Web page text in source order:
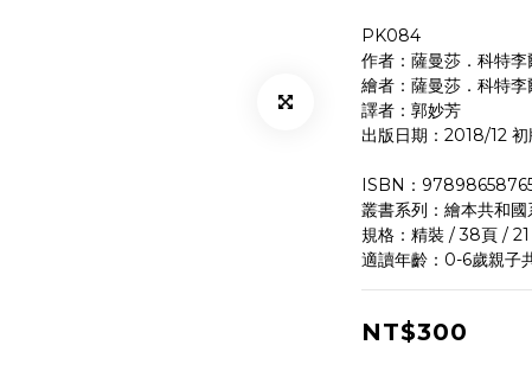
PK084
作者：薩曼莎．科特
繪者：薩曼莎．科特李
譯者：郭妙芳
出版日期：2018/12 初
ISBN：
叢書系列：繪本共和國
規格：精裝 / 38頁 /
適讀年齡：0-6歲親子
NT$300